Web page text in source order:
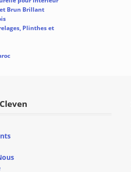
Brun Brillant
Plinthes et